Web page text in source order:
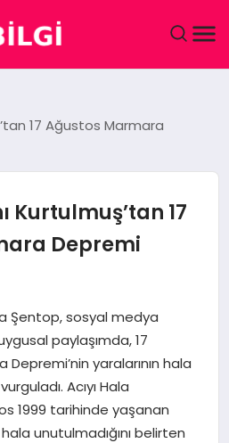
17 Ağustos Marmara
Kurtulmuş’tan 17
Depremi
Şentop, sosyal medya
paylaşımda, 17
yaralarının hala
Acıyı Hala
1999 tarihinde yaşanan
unutulmadığını belirten